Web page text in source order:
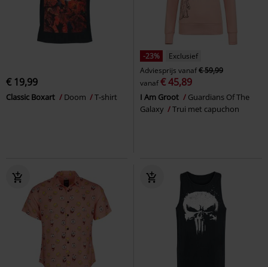
€ 19,99
Classic Boxart Doom T-shirt
-23%
Exclusief
Adviesprijs vanaf€ 59,99
vanaf€ 45,89
I Am Groot
Guardians Of The
Galaxy
Trui met capuchon